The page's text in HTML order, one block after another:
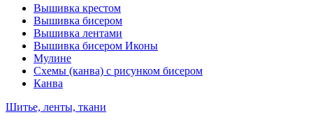
Вышивка крестом
Вышивка бисером
Вышивка лентами
Вышивка бисером Иконы
Мулине
Схемы (канва) с рисунком бисером
Канва
Шитье, ленты, ткани